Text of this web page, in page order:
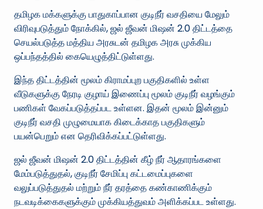
தமிழக மக்களுக்கு பாதுகாப்பான குடிநீர் வசதியை மேலும்
விரிவுபடுத்தும் நோக்கில், ஜல் ஜீவன் மிஷன் 2.0 திட்டத்தை
செயல்படுத்த மத்திய அரசுடன் தமிழக அரசு முக்கிய
ஒப்பந்தத்தில் கையெழுத்திட்டுள்ளது.
இந்த திட்டத்தின் மூலம் கிராமப்புற பகுதிகளில் உள்ள
வீடுகளுக்கு நேரடி குழாய் இணைப்பு மூலம் குடிநீர் வழங்கும்
பணிகள் வேகப்படுத்தப்பட உள்ளன. இதன் மூலம் இன்னும்
குடிநீர் வசதி முழுமையாக கிடைக்காத பகுதிகளும்
பயன்பெறும் என தெரிவிக்கப்பட்டுள்ளது.
ஜல் ஜீவன் மிஷன் 2.0 திட்டத்தின் கீழ் நீர் ஆதாரங்களை
மேம்படுத்துதல், குடிநீர் சேமிப்பு கட்டமைப்புகளை
வலுப்படுத்துதல் மற்றும் நீர் தரத்தை கண்காணிக்கும்
நடவடிக்கைகளுக்கும் முக்கியத்துவம் அளிக்கப்பட உள்ளது.